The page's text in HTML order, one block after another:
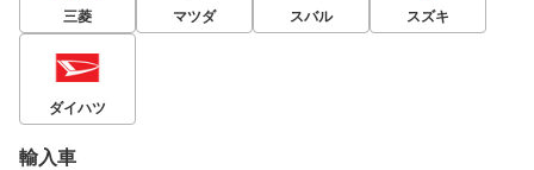
三菱 マツダ スバル スズキ
ダイハツ
輸入車